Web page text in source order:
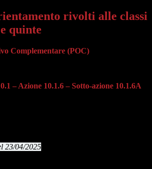
rivolti alle classi
quinte
Complementare (POC)
– Azione 10.1.6 – Sotto-azione 10.1.6A
23/04/2025